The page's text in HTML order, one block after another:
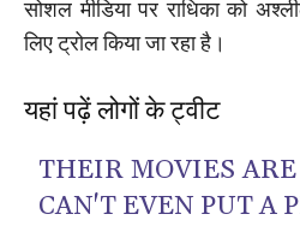
सोशल मीडिया पर राधिका को
लिए ट्रोल किया जा रहा है।
यहां पढ़ें लोगों के ट्वीट
THEIR MOVIES
CAN'T EVEN PUT A